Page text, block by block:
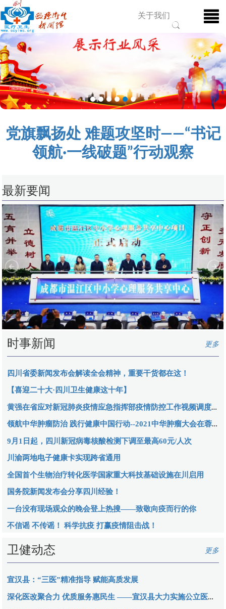
关于我们
党旗飘扬处 难题攻坚时——“书记
领航·一线破题”行动观察
最新要闻
时事新闻 更多
四川省委新闻发布会解读全会精神，重要干货都在这！
【喜迎二十大·四川卫生健康这十年】
黄强在省应对新冠肺炎疫情应急指挥部疫情防控工作视频调度会议上强调
领航中华肿瘤防治 践行健康中国行动--2021中华肿瘤大会在蓉召开
9月1日起，四川新冠病毒核酸检测下调至最高60元/人次
川渝两地电子健康卡实现跨省通用
全国首个生物治疗转化医学国家重大科技基础设施在川启用
国务院新闻发布会分享四川经验！
一台没有现场观众的晚会登上热搜——致敬向疫而行的你
不信谣 不传谣！ 科学抗疫 打赢疫情阻击战！
卫健动态 更多
宣汉县：“三医”精准指导 赋能高质发展
深化医改聚合力 优质服务惠民生 ——宣汉县大力实施公立医院改革与高质量发展示范项目